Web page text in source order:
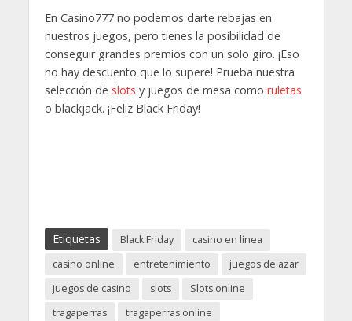
En Casino777 no podemos darte rebajas en
nuestros juegos, pero tienes la posibilidad de
conseguir grandes premios con un solo giro. ¡Eso
no hay descuento que lo supere! Prueba nuestra
selección de slots y juegos de mesa como ruletas
o blackjack. ¡Feliz Black Friday!
Etiquetas Black Friday
casino en línea
casino online
entretenimiento
juegos de azar
juegos de casino
slots
Slots online
tragaperras
tragaperras online